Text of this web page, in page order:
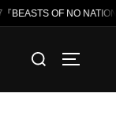
OF NO NATION
検
対